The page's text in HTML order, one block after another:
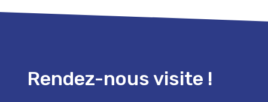
Rendez-nous visite !